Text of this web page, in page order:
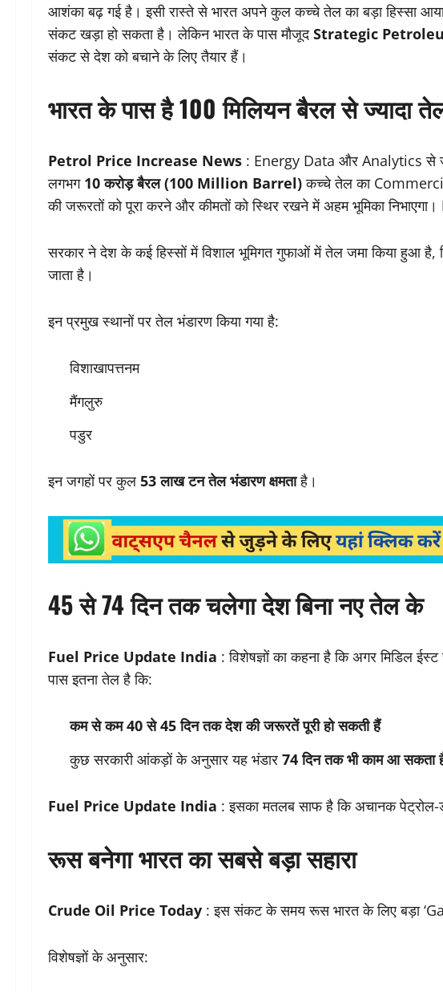
आशंका बढ़ गई है। इसी रास्ते से भारत अपने कुल कच्चे तेल का बड़ा हिस्सा
संकट खड़ा हो सकता है। लेकिन भारत के पास मौजूदStrategic
संकट से देश को बचाने के लिए तैयार हैं।
भारत के पास है 100 मिलियन बैरल से ज्यादा
Petrol Price Increase News : Energy Data और Analytics से
लगभग 10 करोड़ बैरल (100 Million Barrel)कच्चे तेल का
की जरूरतों को पूरा करने और कीमतों को स्थिर रखने में अहम भूमिका निभाएगा।
सरकार ने देश के कई हिस्सों में विशाल भूमिगत गुफाओं में तेल जमा किया हुआ है,
जाता है।
इन प्रमुख स्थानों पर तेल भंडारण किया गया है:
विशाखापत्तनम
मैंगलुरु
पडुर
इन जगहों पर कुल 53 लाख टन तेल भंडारण क्षमताहै।
45 से 74 दिन तक चलेगा देश बिना नए तेल के
Fuel Price Update India : विशेषज्ञों का कहना है कि अगर मिडिल
पास इतना तेल है कि:
कम से कम 40 से 45 दिन तक देश की जरूरतें पूरी हो सकती हैं
कुछ सरकारी आंकड़ों के अनुसार यह भंडार 74 दिन तक भी काम आ सकता
Fuel Price Update India : इसका मतलब साफ है कि अचानक
रूस बनेगा भारत का सबसे बड़ा सहारा
Crude Oil Price Today : इस संकट के समय रूस भारत के लिए बड़ा
विशेषज्ञों के अनुसार: